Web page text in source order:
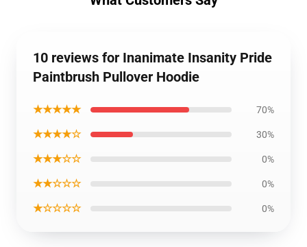
10 reviews for Inanimate Insanity Pride
Paintbrush Pullover Hoodie
★★★★★ 70%
★★★★☆ 30%
★★★☆☆ 0%
★★☆☆☆ 0%
★☆☆☆☆ 0%